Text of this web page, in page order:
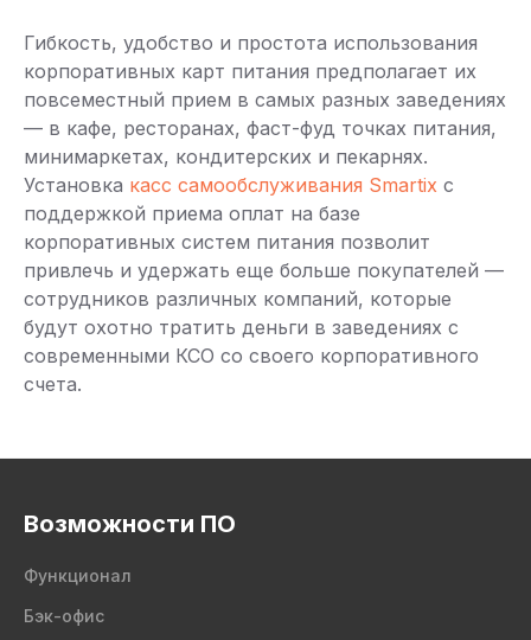
Гибкость, удобство и простота использования
корпоративных карт питания предполагает их
повсеместный прием в самых разных заведениях
— в кафе, ресторанах, фаст-фуд точках питания,
минимаркетах, кондитерских и пекарнях.
Установка касс самообслуживания Smartix с
поддержкой приема оплат на базе
корпоративных систем питания позволит
привлечь и удержать еще больше покупателей —
сотрудников различных компаний, которые
будут охотно тратить деньги в заведениях с
современными КСО со своего корпоративного
счета.
Возможности ПО
Функционал
Бэк-офис